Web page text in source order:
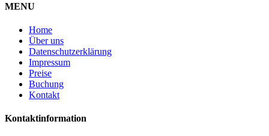
MENU
Home
Über uns
Datenschutzerklärung
Impressum
Preise
Buchung
Kontakt
Kontaktinformation